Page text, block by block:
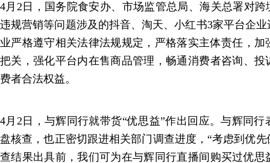
4月2日，国务院食安办、市场监管总局、海关总署对跨
违规营销等问题涉及的抖音、淘天、小红书3家平台企
业严格遵守相关法律法规规定，严格落实主体责任，
把关，强化平台内在售商品管理，畅通消费者咨询、
费者合法权益。
4月2日，与辉同行就带货“优思益”作出回应。与辉同
盘核查，也正密切跟进相关部门调查进度，“考虑到优
查结果出具前，我们可为在与辉同行直播间购买过优